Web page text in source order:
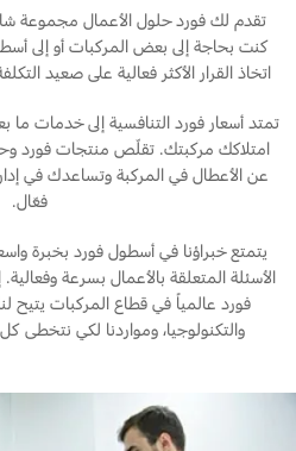
البحرين
العراق
الأردن
الكويت
لبنان
سلطنة
قطر
طلب سعر
أسطول فورد
فورد بروتكت
خطة الخدمات الممتدة
الخدمات السريعة
خطة الخدمات الممتدة
إصلاح أضرار الحوادث
القسائم والخصومات الخاصة بالصيانة
الإطارات
خدمات فورد
خدمة المحرك
خدمة الفرامل
تقدم لك فورد حلول الأعمال مجموعة
كنت بحاجة إلى بعض المركبات أو إلى
اتخاذ القرار الأكثر فعالية على صعيد
تمتد أسعار فورد التنافسية إلى خدمات ما
امتلاكك مركبتك. تقلّص منتجات فورد
عن الأعطال في المركبة وتساعدك في
فعّال.
يتمتع خبراؤنا في أسطول فورد بخبرة
الأسئلة المتعلقة بالأعمال بسرعة
فورد عالمياً في قطاع المركبات يتيح
والتكنولوجيا، ومواردنا لكي نتخطى